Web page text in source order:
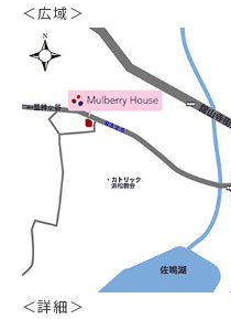
＜広域＞
＜詳細＞